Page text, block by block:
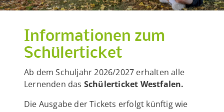
Informationen zum
Schülerticket
Ab dem Schuljahr 2026/2027 erhalten alle
Lernenden das Schülerticket Westfalen.
Die Ausgabe der Tickets erfolgt künftig wie